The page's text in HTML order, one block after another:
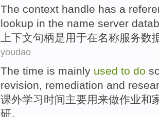
The context handle has a
lookup in the name server
上下文句柄是用于在名称服务数
youdao
The time is mainly used to do
revision, remediation and
课外学习时间主要用来做作业和
研。